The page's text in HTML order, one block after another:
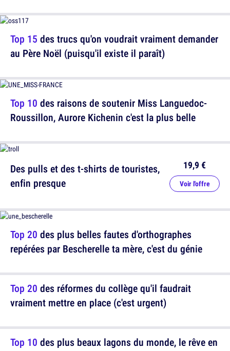
Top 10 des raisons de soutenir Miss Languedoc-
Roussillon, Aurore Kichenin c'est la plus belle
Top 20 des plus belles fautes d'orthographes
repérées par Bescherelle ta mère, c'est du génie
Top 10 des plus beaux lagons du monde, le rêve en
Top 15 des trucs qu'on voudrait vraiment demander
au Père Noël (puisqu'il existe il paraît)
Des pulls et des t-shirts de touristes,
enfin presque
19,9 €
Voir l'offre
Top 20 des réformes du collège qu'il faudrait
vraiment mettre en place (c'est urgent)